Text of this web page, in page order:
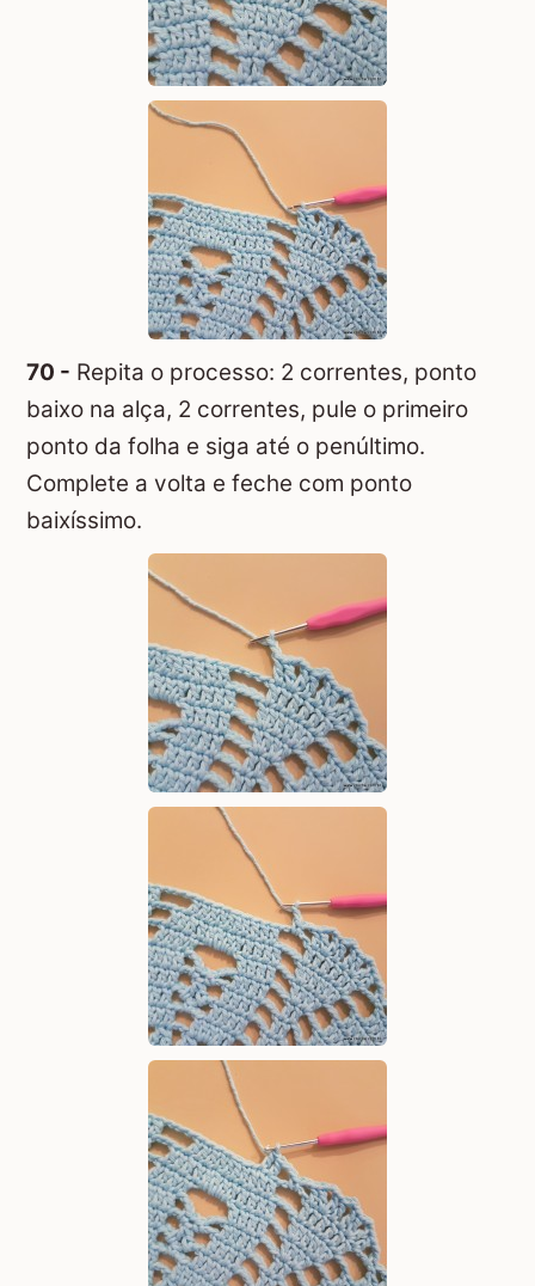
70 - Repita o processo: 2 correntes, ponto
baixo na alça, 2 correntes, pule o primeiro
ponto da folha e siga até o penúltimo.
Complete a volta e feche com ponto
baixíssimo.